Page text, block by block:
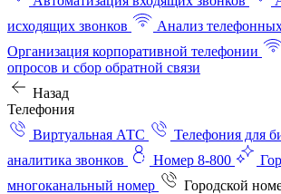
исходящих звонков
Анализ
Организация корпоративной телефонии
опросов и сбор обратной связи
Назад
Телефония
Виртуальная АТС
Телефония для
аналитика звонков
Номер 8-800
многоканальный номер
Городской